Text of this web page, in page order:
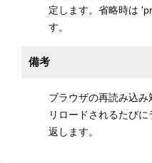
定します。省略時は
す。
備考
ブラウザの再読み込み
リロードされるたび
返します。